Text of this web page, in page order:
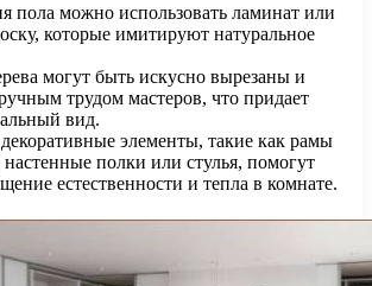
пола можно использовать ламинат или
которые имитируют натуральное
могут быть искусно вырезаны и
трудом мастеров, что придает
вид.
элементы, такие как рамы
полки или стулья, помогут
естественности и тепла в комнате.